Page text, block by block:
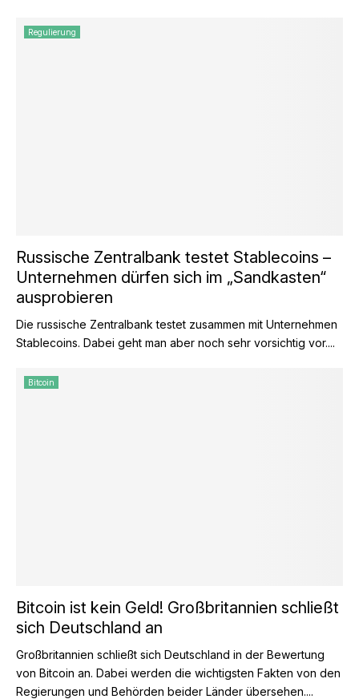
Regulierung
Russische Zentralbank testet Stablecoins –
Unternehmen dürfen sich im „Sandkasten“
ausprobieren
Die russische Zentralbank testet zusammen mit Unternehmen
Stablecoins. Dabei geht man aber noch sehr vorsichtig vor....
Bitcoin
Bitcoin ist kein Geld! Großbritannien schließt
sich Deutschland an
Großbritannien schließt sich Deutschland in der Bewertung
von Bitcoin an. Dabei werden die wichtigsten Fakten von den
Regierungen und Behörden beider Länder übersehen....